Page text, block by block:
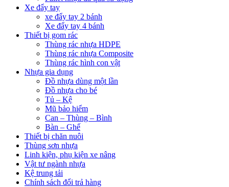
Xe đẩy tay
xe đẩy tay 2 bánh
Xe đẩy tay 4 bánh
Thiết bị gom rác
Thùng rác nhựa HDPE
Thùng rác nhựa Composite
Thùng rác hình con vật
Nhựa gia dụng
Đồ nhựa dùng một lần
Đồ nhựa cho bé
Tủ – Kệ
Mũ bảo hiểm
Can – Thùng – Bình
Bàn – Ghế
Thiết bị chăn nuôi
Thùng sơn nhựa
Linh kiện, phụ kiện xe nâng
Vật tư ngành nhựa
Kệ trung tải
Chính sách đổi trả hàng